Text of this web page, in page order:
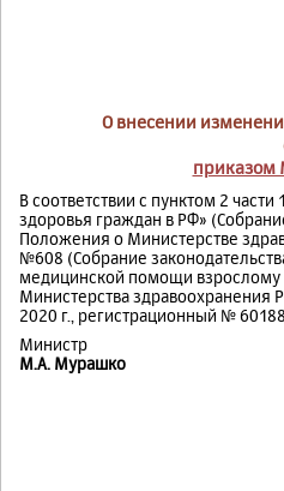
О внесении
приказом
В соответствии с пунктом 2
здоровья граждан в РФ»
Положения о Министерстве
№608 (Собрание
медицинской помощи взрослому
Министерства здравоохранения
2020 г., регистрационный №
Министр
М.А. Мурашко